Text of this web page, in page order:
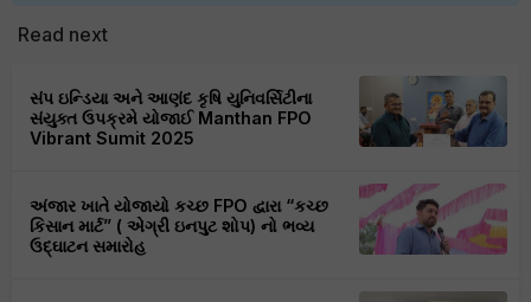
Read next
સંપ ઇન્ડિયા અને આણંદ કૃષિ યુનિવર્સિટીના
સંયુક્ત ઉપક્રમે યોજાઈ Manthan FPO
Vibrant Sumit 2025
અંજાર ખાતે યોજાયો કચ્છ FPO દ્વારા “કચ્છ
કિસાન માર્ટ” ( એગ્રી ઇનપુટ શોપ) નો ભવ્ય
ઉદ્ઘાટન સમારોહ